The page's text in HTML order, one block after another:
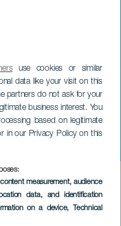
use cookies or similar
data like your visit on this
partners do not ask for your
business interest. You
based on legitimate
in our Privacy Policy on this
measurement, audience
data, and identification
on a device, Technical